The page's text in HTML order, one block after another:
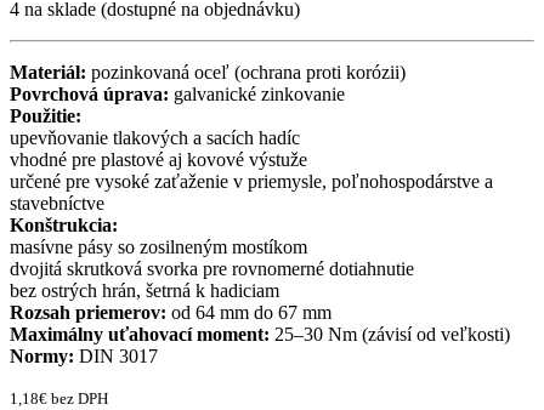
4 na sklade (dostupné na objednávku)
Materiál: pozinkovaná oceľ (ochrana proti korózii)
Povrchová úprava: galvanické zinkovanie
Použitie:
upevňovanie tlakových a sacích hadíc
vhodné pre plastové aj kovové výstuže
určené pre vysoké zaťaženie v priemysle, poľnohospodárstve a
stavebníctve
Konštrukcia:
masívne pásy so zosilneným mostíkom
dvojitá skrutková svorka pre rovnomerné dotiahnutie
bez ostrých hrán, šetrná k hadiciam
Rozsah priemerov: od 64 mm do 67 mm
Maximálny uťahovací moment: 25–30 Nm (závisí od veľkosti)
Normy: DIN 3017
1,18€ bez DPH